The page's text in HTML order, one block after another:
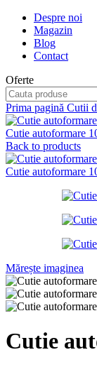
Despre noi
Magazin
Blog
Contact
Oferte
Prima pagină Cutii
Cutie autoformare
Back to products
Cutie autoformare
Mărește imaginea
Cutie